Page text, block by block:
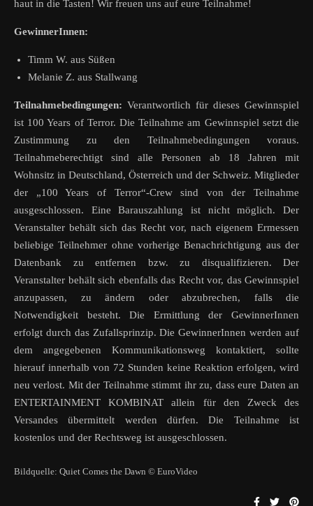
haut in die Tasten! Wir freuen uns auf eure Teilnahme!
GewinnerInnen:
Timm W. aus Süßen
Melanie Z. aus Stallwang
Teilnahmebedingungen: Verantwortlich für dieses Gewinnspiel
ist 100 Years of Terror. Die Teilnahme am Gewinnspiel setzt die
Zustimmung zu den Teilnahmebedingungen voraus.
Teilnahmeberechtigt sind alle Personen ab 18 Jahren mit
Wohnsitz in Deutschland, Österreich und der Schweiz. Mitglieder
der „100 Years of Terror“-Crew sind von der Teilnahme
ausgeschlossen. Eine Barauszahlung ist nicht möglich. Der
Veranstalter behält sich das Recht vor, nach eigenem Ermessen
beliebige Teilnehmer ohne vorherige Benachrichtigung aus der
Datenbank zu entfernen bzw. zu disqualifizieren. Der
Veranstalter behält sich ebenfalls das Recht vor, das Gewinnspiel
anzupassen, zu ändern oder abzubrechen, falls die
Notwendigkeit besteht. Die Ermittlung der GewinnerInnen
erfolgt durch das Zufallsprinzip. Die GewinnerInnen werden auf
dem angegebenen Kommunikationsweg kontaktiert, sollte
hierauf innerhalb von 72 Stunden keine Reaktion erfolgen, wird
neu verlost. Mit der Teilnahme stimmt ihr zu, dass eure Daten an
ENTERTAINMENT KOMBINAT allein für den Zweck des
Versandes übermittelt werden dürfen. Die Teilnahme ist
kostenlos und der Rechtsweg ist ausgeschlossen.
Bildquelle: Quiet Comes the Dawn © EuroVideo